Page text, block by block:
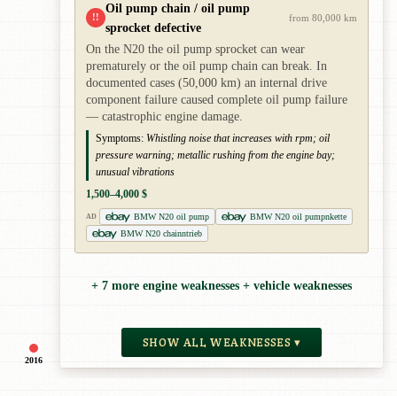
2016
!!
Oil pump chain / oil pump
sprocket defective
from 80,000 km
On the N20 the oil pump sprocket can wear
prematurely or the oil pump chain can break. In
documented cases (50,000 km) an internal drive
component failure caused complete oil pump failure
— catastrophic engine damage.
Symptoms: Whistling noise that increases with rpm; oil
pressure warning; metallic rushing from the engine bay;
unusual vibrations
1,500–4,000 $
AD BMW N20 oil pump
BMW N20 oil pumpnkette
BMW N20 chainntrieb
+ 7 more engine weaknesses + vehicle weaknesses
SHOW ALL WEAKNESSES ▾